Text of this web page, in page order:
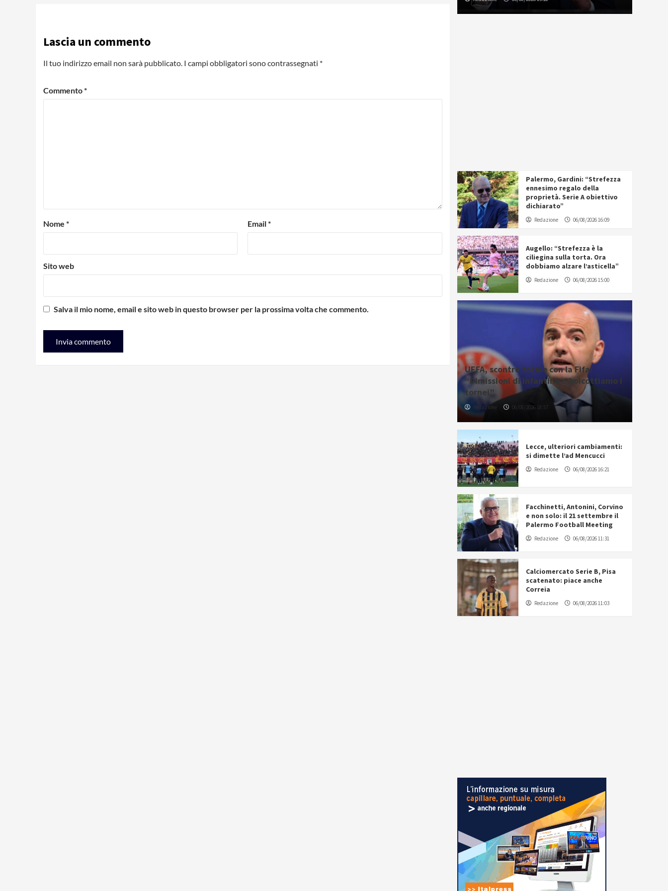
Lascia un commento
Il tuo indirizzo email non sarà pubblicato. I campi obbligatori sono contrassegnati *
Commento*
Nome * Email*
Sito web
Salva il mio nome, email e sito web in questo browser per la prossima volta che commento.
Palermo, Gardini: “Strefezza
ennesimo regalo della
proprietà. Serie A obiettivo
dichiarato”
Redazione 06/08/2026 16:09
Augello: “Strefezza è la
ciliegina sulla torta. Ora
dobbiamo alzare l’asticella”
Redazione 06/08/2026 15:00
UEFA, scontro totale con la Fifa:
“Dimissioni di Infantino o boicottiamo i
tornei”
Redazione 06/08/2026 18:57
Lecce, ulteriori cambiamenti:
si dimette l’ad Mencucci
Redazione 06/08/2026 16:21
Facchinetti, Antonini, Corvino
e non solo: il 21 settembre il
Palermo Football Meeting
Redazione 06/08/2026 11:31
Calciomercato Serie B, Pisa
scatenato: piace anche
Correia
Redazione 06/08/2026 11:03